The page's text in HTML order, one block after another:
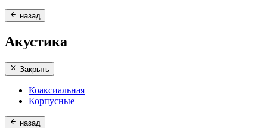
назад
Акустика
Закрыть
Коаксиальная
Корпусные
назад